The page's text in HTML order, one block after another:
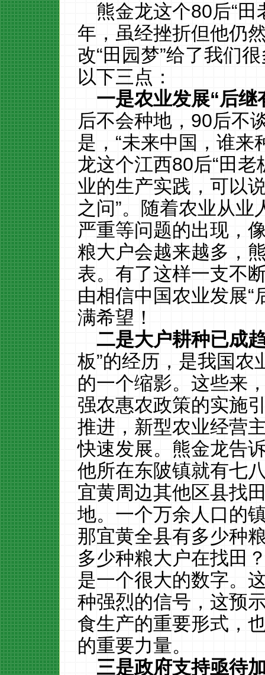
熊金龙这个80后“田
年，虽经挫折但他仍
改“田园梦”给了我们
以下三点：
一是农业发展“后继
后不会种地，90后不
是，“未来中国，谁来
龙这个江西80后“田
业的生产实践，可以
之问”。随着农业从业
严重等问题的出现，
粮大户会越来越多，
表。有了这样一支不
由相信中国农业发展“
满希望！
二是大户耕种已成
板”的经历，是我国农
的一个缩影。这些来
强农惠农政策的实施
推进，新型农业经营
快速发展。熊金龙告
他所在东陂镇就有七
宜黄周边其他区县找
地。一个万余人口的
那宜黄全县有多少种
多少种粮大户在找田
是一个很大的数字。
种强烈的信号，这预
食生产的重要形式，
的重要力量。
三是政府支持亟待